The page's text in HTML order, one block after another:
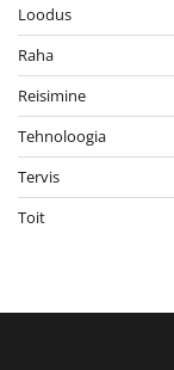
Loodus
Raha
Reisimine
Tehnoloogia
Tervis
Toit